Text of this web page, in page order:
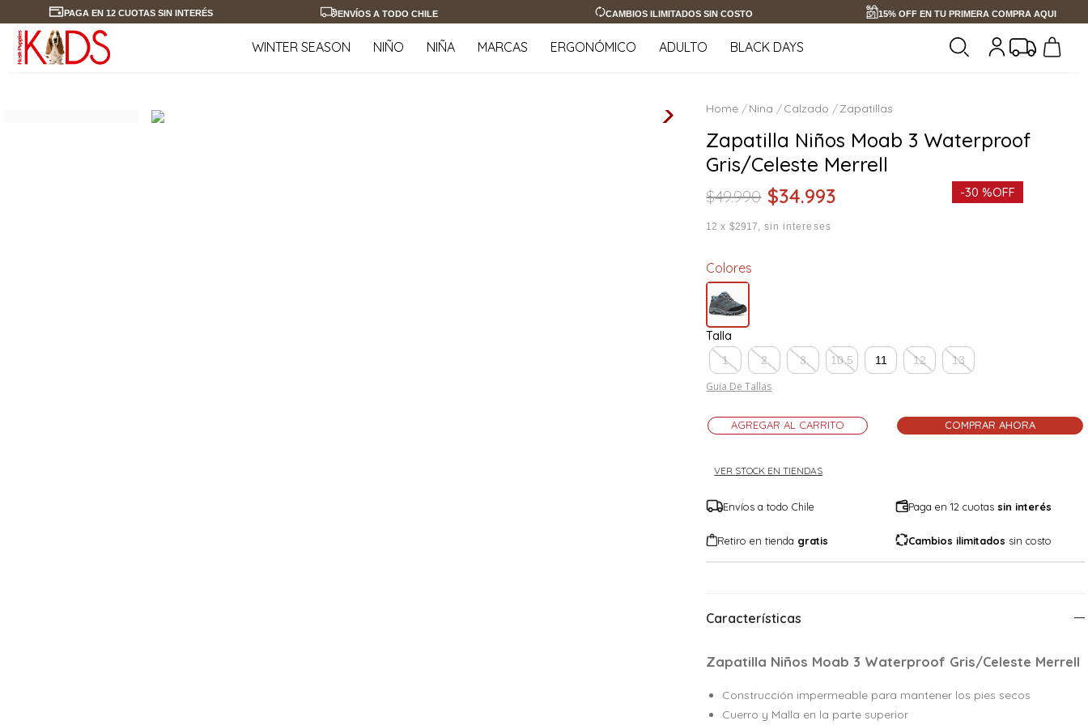
PAGA EN 12 CUOTAS SIN INTERÉS ENVÍOS A TODO CHILE CAMBIOS ILIMITADOS SIN COSTO 15% OFF EN TU PRIMERA COMPRA AQUI
WINTER SEASON NIÑO NIÑA MARCAS ERGONÓMICO ADULTO BLACK DAYS
Nina Calzado Zapatillas
Zapatilla Niños Moab 3 Waterproof
Gris/Celeste Merrell
$49.990 $34.993
12 x $2917 sin intereses
-30 %OFF
Colores
Talla
1 2 3 10.5 11 12 13
Guia De Tallas
AGREGAR AL CARRITO COMPRAR AHORA
VER STOCK EN TIENDAS
Envíos a todo Chile Paga en 12 cuotassin interés
Retiro en tienda gratis Cambios ilimitados sin costo
Características
Zapatilla Niños Moab 3 Waterproof Gris/Celeste Merrell
Construcción impermeable para mantener los pies secos
Cuerro y Malla en la parte superior